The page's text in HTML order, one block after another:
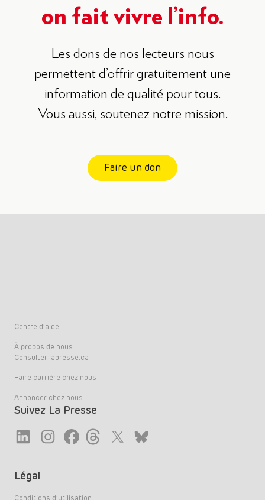
on fait vivre l’info.
Les dons de nos lecteurs nous
permettent d’offrir gratuitement une
information de qualité pour tous.
Vous aussi, soutenez notre mission.
Faire un don
Centre d’aide
À propos de nous
Consulter lapresse.ca
Faire carrière chez nous
Annoncer chez nous
Suivez La Presse
LinkedIn
Link Link Link Twitter Link
Légal